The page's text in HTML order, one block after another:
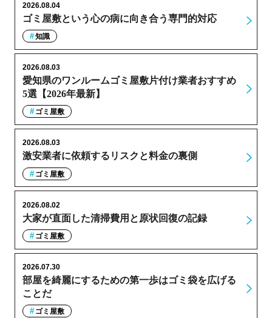
ゴミ屋敷という心の病に向き合う専門的対応
2026.08.04
知識
愛知県のワンルームゴミ屋敷片付け業者おすすめ
5選【2026年最新】
2026.08.03
ゴミ屋敷
激安業者に依頼するリスクと料金の裏側
2026.08.03
ゴミ屋敷
大家が直面した清掃費用と原状回復の記録
2026.08.02
ゴミ屋敷
部屋を綺麗にするための第一歩はゴミ袋を広げる
ことだ
2026.07.30
ゴミ屋敷